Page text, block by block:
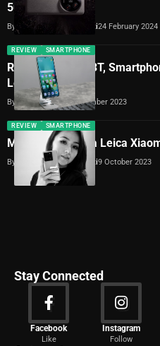
50 MP Leica
By Dimas Galih Windudjati24 February 2024
REVIEW SMARTPHONE
Review Xiaomi 13T,
Leica Authentic
ByLukman Azis11 November 2023
REVIEW SMARTPHONE
Mencoba Kamera Leica
By Dimas Galih Windudjati9 October 2023
Stay Connected
Facebook
Like
Instagram
Follow
News
2029 Articles